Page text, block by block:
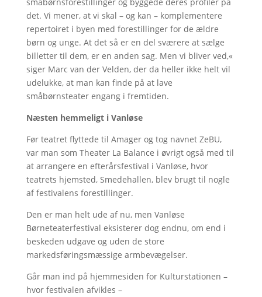
det. Vi mener, at vi skal – og kan – komplementere
repertoiret i byen med forestillinger for de ældre
børn og unge. At det så er en del sværere at sælge
billetter til dem, er en anden sag. Men vi bliver ved,«
siger Marc van der Velden, der da heller ikke helt vil
udelukke, at man kan finde på at lave
småbørnsteater engang i fremtiden.
Næsten hemmeligt i Vanløse
Før teatret flyttede til Amager og tog navnet ZeBU,
var man som Theater La Balance i øvrigt også med til
at arrangere en efterårsfestival i Vanløse, hvor
teatrets hjemsted, Smedehallen, blev brugt til nogle
af festivalens forestillinger.
Den er man helt ude af nu, men Vanløse
Børneteaterfestival eksisterer dog endnu, om end i
beskeden udgave og uden de store
markedsføringsmæssige armbevægelser.
Går man ind på hjemmesiden for Kulturstationen –
hvor festivalen afvikles –